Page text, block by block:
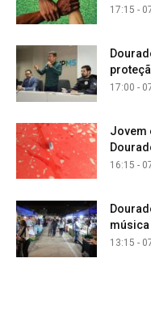
17:15 -
17:00 -
Jovem
16:15 -
13:15 -